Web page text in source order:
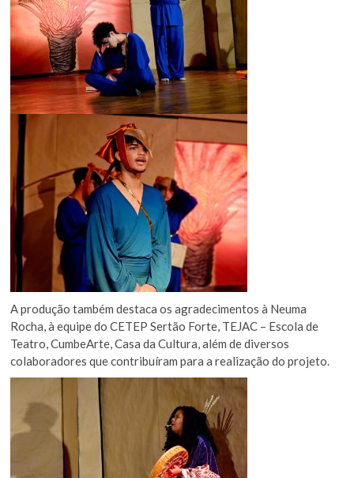
A produção também destaca os agradecimentos à Neuma
Rocha, à equipe do CETEP Sertão Forte, TEJAC – Escola de
Teatro, CumbeArte, Casa da Cultura, além de diversos
colaboradores que contribuíram para a realização do projeto.